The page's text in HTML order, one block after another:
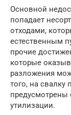
Основной
попадает
отходами,
естественным
прочие
которые
разложения
того, на
предусмотрены
утилизации.